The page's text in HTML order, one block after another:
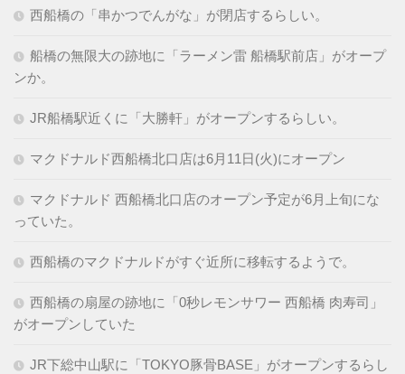
西船橋の「串かつでんがな」が閉店するらしい。
船橋の無限大の跡地に「ラーメン雷 船橋駅前店」がオープ
ンか。
JR船橋駅近くに「大勝軒」がオープンするらしい。
マクドナルド西船橋北口店は6月11日(火)にオープン
マクドナルド 西船橋北口店のオープン予定が6月上旬にな
っていた。
西船橋のマクドナルドがすぐ近所に移転するようで。
西船橋の扇屋の跡地に「0秒レモンサワー 西船橋 肉寿司」
がオープンしていた
JR下総中山駅に「TOKYO豚骨BASE」がオープンするらし